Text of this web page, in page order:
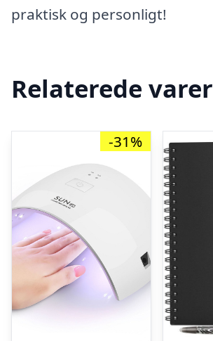
praktisk og personligt!
Relaterede varer
-31%